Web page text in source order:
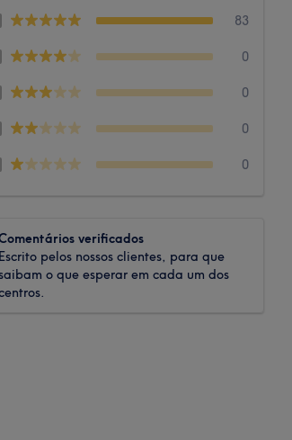
83
0
0
0
0
verificados
Escrito pelos nossos clientes, para que
o que esperar em cada um dos